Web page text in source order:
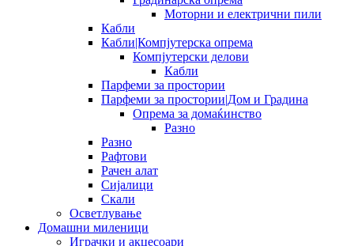
Моторни и електрични пили
Кабли
Кабли|Компјутерска опрема
Компјутерски делови
Кабли
Парфеми за простории
Парфеми за простории|Дом и Градина
Опрема за домаќинство
Разно
Разно
Рафтови
Рачен алат
Сијалици
Скали
Осветлување
Домашни миленици
Играчки и акцесоари